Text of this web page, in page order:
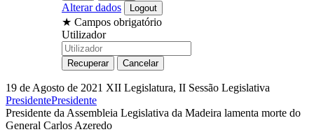
Alterar dados
★ Campos obrigatório
Utilizador
19 de Agosto de 2021 XII Legislatura, II Sessão Legislativa
PresidentePresidente
Presidente da Assembleia Legislativa da Madeira lamenta morte do
General Carlos Azeredo